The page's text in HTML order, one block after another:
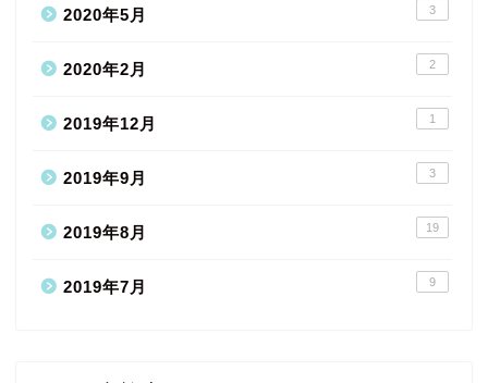
2020年5月 3
2020年2月 2
2019年12月 1
2019年9月 3
2019年8月 19
2019年7月 9